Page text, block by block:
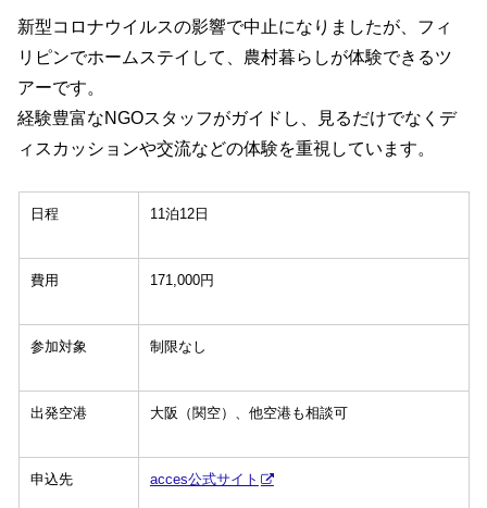
新型コロナウイルスの影響で中止になりましたが、フィ
リピンでホームステイして、農村暮らしが体験できるツ
アーです。
経験豊富なNGOスタッフがガイドし、見るだけでなくデ
ィスカッションや交流などの体験を重視しています。
日程 11泊12日
費用 171,000円
参加対象 制限なし
出発空港 大阪（関空）、他空港も相談可
申込先 acces公式サイト